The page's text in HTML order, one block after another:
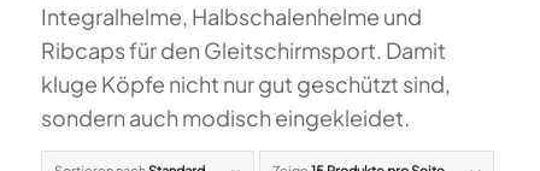
Integralhelme, Halbschalenhelme und
Ribcaps für den Gleitschirmsport. Damit
kluge Köpfe nicht nur gut geschützt sind,
sondern auch modisch eingekleidet.